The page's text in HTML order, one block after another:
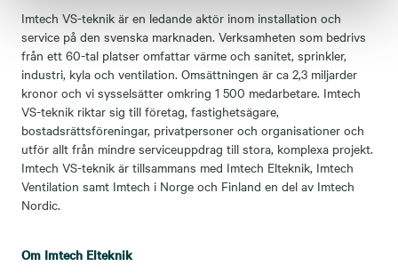
Imtech VS-teknik är en ledande aktör inom installation och
service på den svenska marknaden. Verksamheten som bedrivs
från ett 60-tal platser omfattar värme och sanitet, sprinkler,
industri, kyla och ventilation. Omsättningen är ca 2,3 miljarder
kronor och vi sysselsätter omkring 1 500 medarbetare. Imtech
VS-teknik riktar sig till företag, fastighetsägare,
bostadsrättsföreningar, privatpersoner och organisationer och
utför allt från mindre serviceuppdrag till stora, komplexa projekt.
Imtech VS-teknik är tillsammans med Imtech Elteknik, Imtech
Ventilation samt Imtech i Norge och Finland en del av Imtech
Nordic.
Om Imtech Elteknik